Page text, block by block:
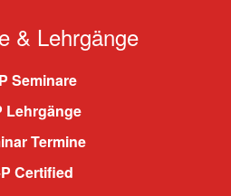
& Lehrgänge
Seminare
Lehrgänge
Termine
Certified